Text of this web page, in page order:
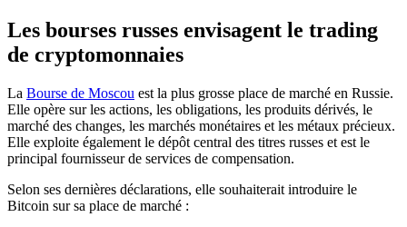
Les bourses russes envisagent le trading
de cryptomonnaies
La Bourse de Moscou est la plus grosse place de marché en Russie.
Elle opère sur les actions, les obligations, les produits dérivés, le
marché des changes, les marchés monétaires et les métaux précieux.
Elle exploite également le dépôt central des titres russes et est le
principal fournisseur de services de compensation.
Selon ses dernières déclarations, elle souhaiterait introduire le
Bitcoin sur sa place de marché :